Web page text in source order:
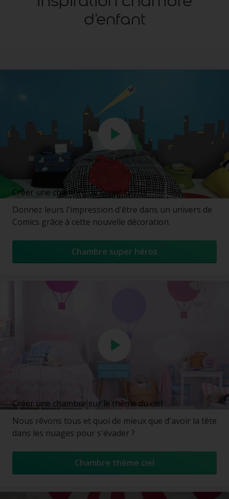
d'enfant
Créer une chambre de super héros
Donnez leurs l'impression d'être dans un univers de
Comics grâce à cette nouvelle décoration.
Chambre super héros
Créer une chambre sur le thème du ciel
Nous rêvons tous et quoi de mieux que d'avoir la tête
dans les nuages pour s'évader ?
Chambre thème ciel